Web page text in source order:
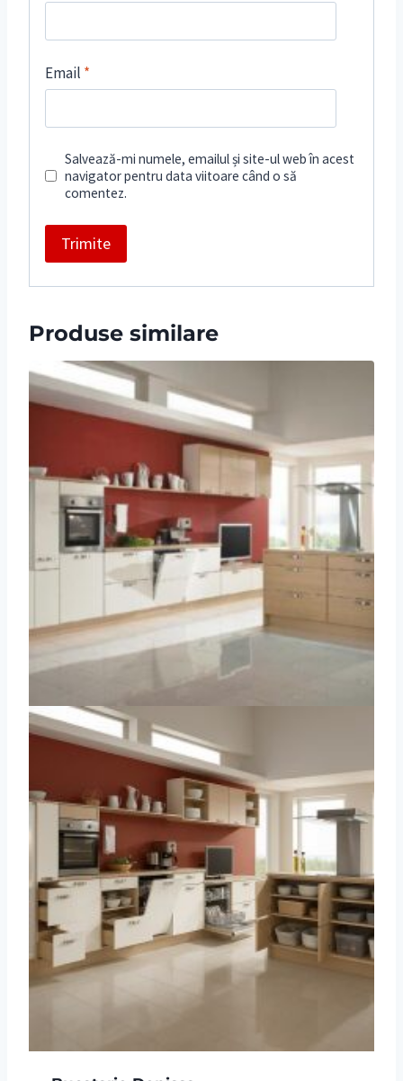
Email *
Salvează-mi numele, emailul și site-ul web în acest
navigator pentru data viitoare când o să
comentez.
Produse similare